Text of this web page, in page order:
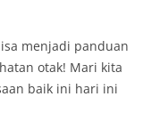
menjadi panduan
otak! Mari kita
baik ini hari ini